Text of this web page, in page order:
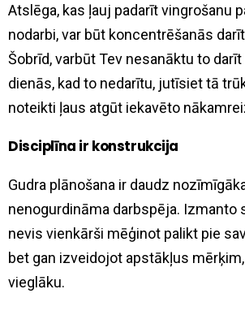
Atslēga, kas ļauj padarīt vingrošanu
nodarbi, var būt koncentrēšanās
Šobrīd, varbūt Tev nesanāktu to
dienās, kad to nedarītu, jutīsiet tā
noteikti ļaus atgūt iekavēto
Disciplīna ir konstrukcija
Gudra plānošana ir daudz
nenogurdināma darbspēja. Izmanto
nevis vienkārši mēģinot palikt pie
bet gan izveidojot apstākļus
vieglāku.